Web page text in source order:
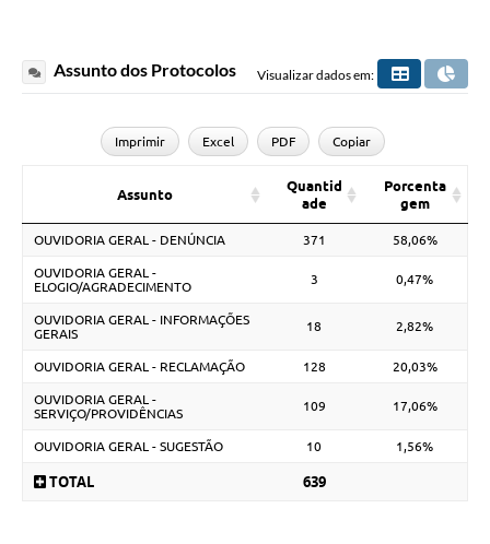
Assunto dos Protocolos Visualizar dados em:
Imprimir Excel PDF Copiar
Assunto
Quantid
ade
Porcenta
gem
OUVIDORIA GERAL - DENÚNCIA 371 58,06%
OUVIDORIA GERAL -
ELOGIO/AGRADECIMENTO
3 0,47%
OUVIDORIA GERAL - INFORMAÇÕES
GERAIS
18 2,82%
OUVIDORIA GERAL - RECLAMAÇÃO 128 20,03%
OUVIDORIA GERAL -
SERVIÇO/PROVIDÊNCIAS
109 17,06%
OUVIDORIA GERAL - SUGESTÃO 10 1,56%
TOTAL 639